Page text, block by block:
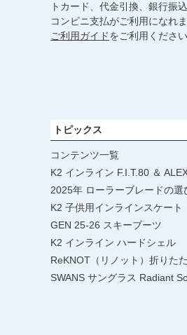
トカード、代金引換、銀行振
コンビニ支払がご利用になれ
ご利用ガイドをご利用ください
トピックス
コンテンツ一覧
K2 インライン F.I.T.80 ＆
2025年 ローラーブレードの選
K2 子供用インラインスケート
GEN 25-26 スキーブーツ
K2 インライン ハードシェル
ReKNOT（リノット）折りた
SWANS サングラス Radiant